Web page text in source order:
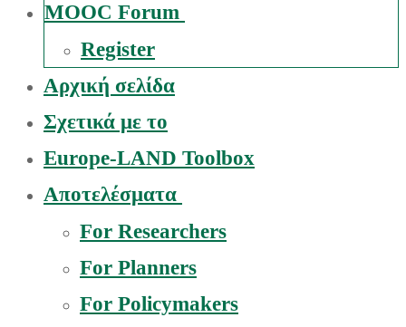
MOOC Forum
Register
Αρχική σελίδα
Σχετικά με το
Europe-LAND Toolbox
Αποτελέσματα
For Researchers
For Planners
For Policymakers